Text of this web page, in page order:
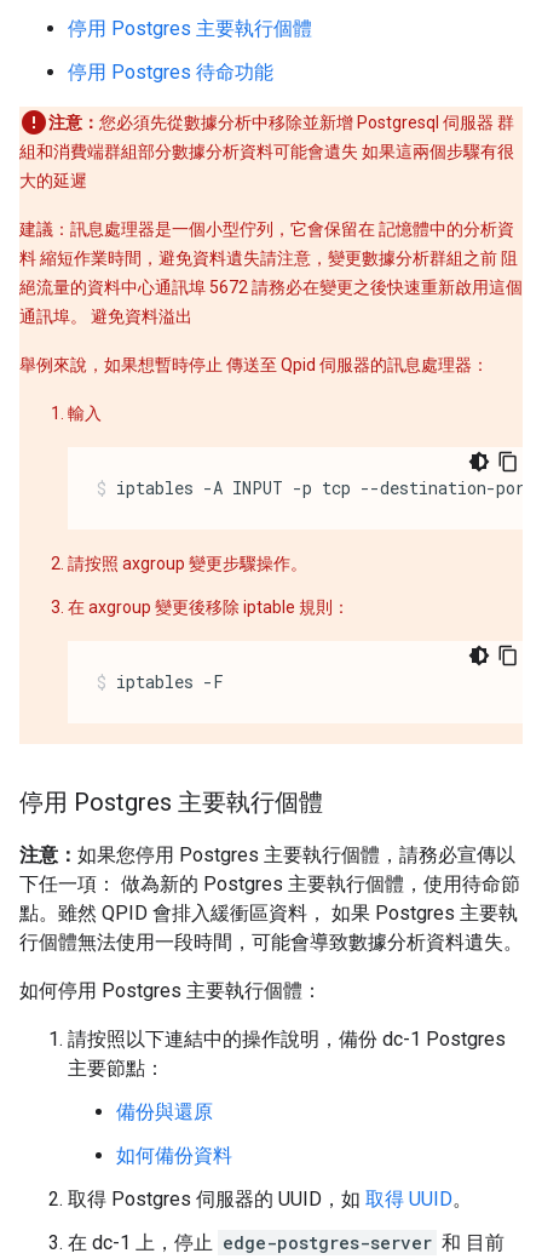
停用 Postgres 主要執行個體
停用 Postgres 待命功能
注意： 您必須先從數據分析中移除並新增 Postgresql 伺服器 群
組和消費端群組部分數據分析資料可能會遺失 如果這兩個步驟有很
大的延遲
建議：訊息處理器是一個小型佇列，它會保留在 記憶體中的分析資
料 縮短作業時間，避免資料遺失請注意，變更數據分析群組之前 阻
絕流量的資料中心通訊埠 5672 請務必在變更之後快速重新啟用這個
通訊埠。 避免資料溢出
舉例來說，如果想暫時停止 傳送至 Qpid 伺服器的訊息處理器：
輸入
iptables -A INPUT -p tcp --destination-
請按照 axgroup 變更步驟操作。
在 axgroup 變更後移除 iptable 規則：
iptables -F
停用 Postgres 主要執行個體
注意： 如果您停用 Postgres 主要執行個體，請務必宣傳以
下任一項： 做為新的 Postgres 主要執行個體，使用待命節
點。雖然 QPID 會排入緩衝區資料， 如果 Postgres 主要執
行個體無法使用一段時間，可能會導致數據分析資料遺失。
如何停用 Postgres 主要執行個體：
請按照以下連結中的操作說明，備份 dc-1 Postgres
主要節點：
備份與還原
如何備份資料
取得 Postgres 伺服器的 UUID，如 取得 UUID。
在 dc-1 上，停止 edge-postgres-server 和 目前